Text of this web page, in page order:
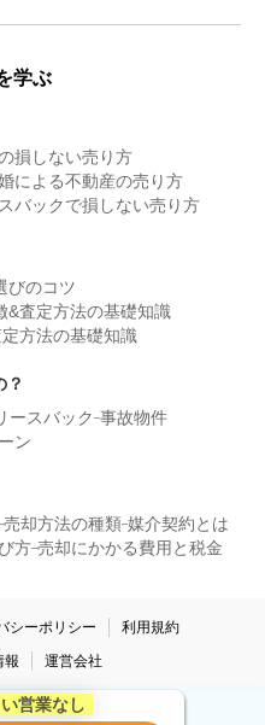
目
土地面積:222㎡
営業なし
学ぶ
損しない売り方
による不動産の売り方
バックで損しない売り方
びのコツ
&査定方法の基礎知識
方法の基礎知識
？
ースバック 事故物件
ン
売却方法の種類 媒介契約とは
方 売却にかかる費用と税金
シーポリシー
利用規約
報
運営会社